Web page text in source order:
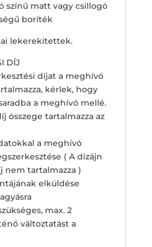
színű matt vagy csillogó
boríték
lekerekítettek.
DÍJ
díjat a meghívó
kérlek, hogy
a meghívó mellé.
összege tartalmazza az
a meghívó
( A dizájn
nem tartalmazza )
elküldése
max. 2
változtatást a